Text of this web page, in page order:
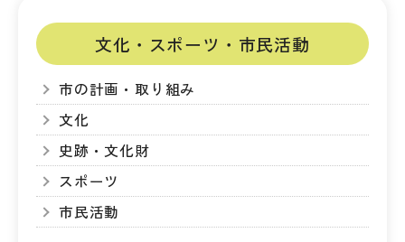
文化・スポーツ・市民活動
市の計画・取り組み
文化
史跡・文化財
スポーツ
市民活動